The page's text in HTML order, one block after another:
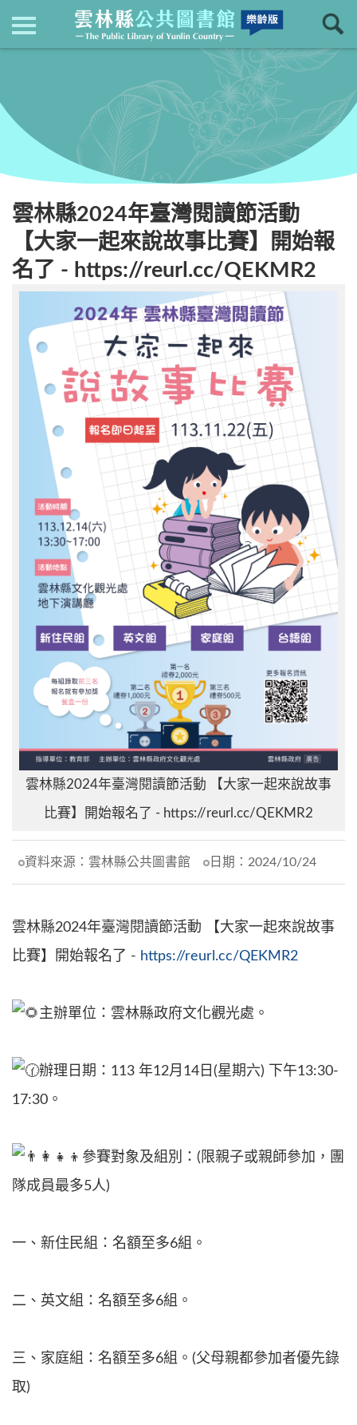
最新消息
雲林縣2024年臺灣閱讀節活動
【大家一起來說故事比賽】開始報
名了 - https://reurl.cc/QEKMR2
雲林縣2024年臺灣閱讀節活動 【大家一起來說故事
比賽】開始報名了 - https://reurl.cc/QEKMR2
資料來源： 雲林縣公共圖書館 日期： 2024/10/24
雲林縣2024年臺灣閱讀節活動 【大家一起來說故事
比賽】開始報名了 - https://reurl.cc/QEKMR2
主辦單位：雲林縣政府文化觀光處。
辦理日期：113 年12月14日(星期六) 下午13:30-
17:30。
參賽對象及組別：(限親子或親師參加，團
隊成員最多5人)
一、新住民組：名額至多6組。
二、英文組：名額至多6組。
三、家庭組：名額至多6組。(父母親都參加者優先錄
取)